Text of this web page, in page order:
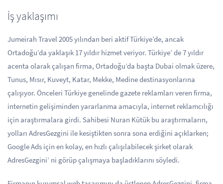
İş yaklaşımı
Jumeirah Travel 2005 yılından beri aktif Türkiye’de, ancak
Ortadoğu’da yaklaşık 17 yıldır hizmet veriyor. Türkiye’ de 7 yıldır
acenta olarak çalışan firma, Ortadoğu’da başta Dubai olmak üzere,
Tunus, Mısır, Kuveyt, Katar, Mekke, Medine destinasyonlarına
çalışıyor. Önceleri Türkiye genelinde gazete reklamları veren firma,
internetin gelişiminden yararlanma amacıyla, internet reklamcılığı
için araştırmalara girdi. Sahibesi Nuran Kütük bu araştırmaların,
yolları AdresGezgini ile kesiştikten sonra sona erdiğini açıklarken;
Google Ads için en kolay, en hızlı çalışılabilecek şirket olarak
AdresGezgini’ ni görüp çalışmaya başladıklarını söyledi.